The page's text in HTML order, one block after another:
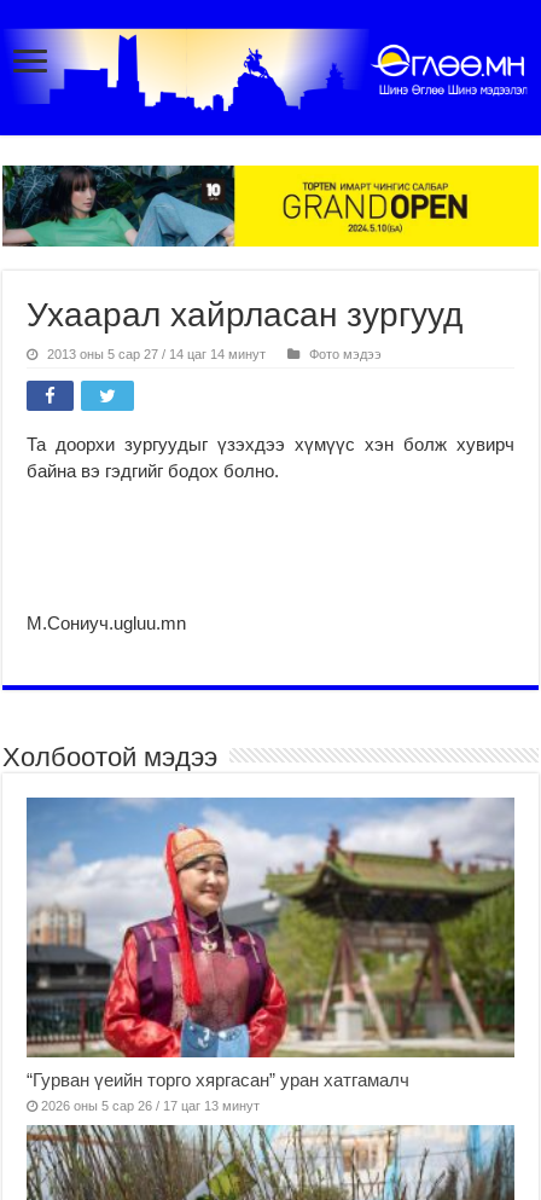
Ухаарал хайрласан зургууд
2013 оны 5 сар 27 / 14 цаг 14 минут Фото мэдээ
Та доорхи зургуудыг үзэхдээ хүмүүс хэн болж хувирч
байна вэ гэдгийг бодох болно.
М.Сониуч.ugluu.mn
Холбоотой мэдээ
“Гурван үеийн торго хяргасан” уран хатгамалч
2026 оны 5 сар 26 / 17 цаг 13 минут